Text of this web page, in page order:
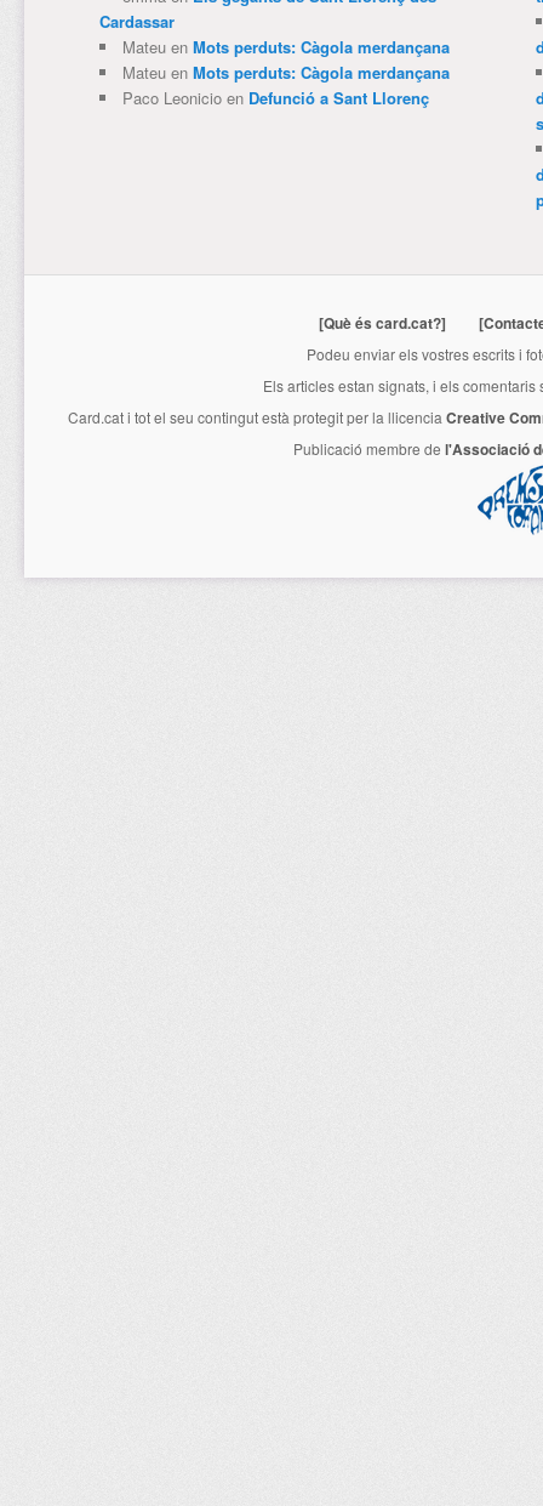
Cardassar
Mateuen Mots perduts: Càgola merdançana
Mateuen Mots perduts: Càgola merdançana
Paco Leonicioen Defunció a Sant Llorenç
[Què és card.cat?]
Podeu enviar els vostres escrits i
Els articles estan signats, i els
Card.cati tot el seu contingut està protegit per la llicencia Creative
Publicació membre de l'Associació